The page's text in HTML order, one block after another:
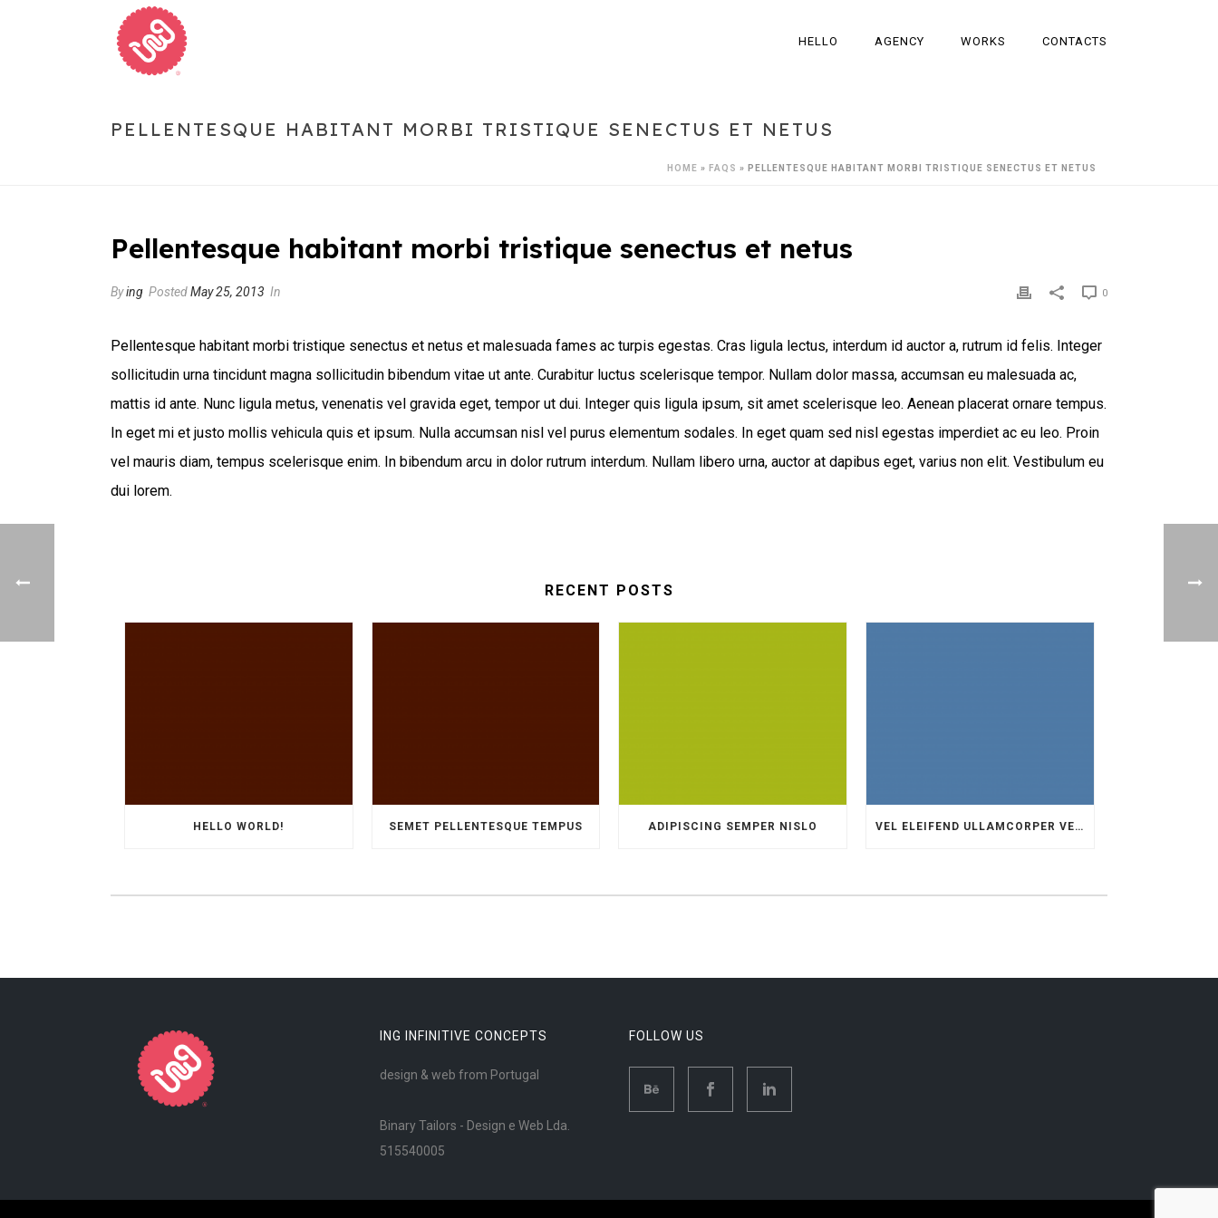
HELLO AGENCY WORKS CONTACTS
PELLENTESQUE HABITANT MORBI TRISTIQUE SENECTUS ET NETUS
HOME » FAQS » PELLENTESQUE HABITANT MORBI TRISTIQUE SENECTUS ET NETUS
Pellentesque habitant morbi tristique senectus et netus
Bying PostedMay 25, 2013 In 0
Pellentesque habitant morbi tristique senectus et netus et malesuada fames ac turpis egestas. Cras ligula lectus, interdum id auctor a, rutrum id felis. Integer
sollicitudin urna tincidunt magna sollicitudin bibendum vitae ut ante. Curabitur luctus scelerisque tempor. Nullam dolor massa, accumsan eu malesuada ac,
mattis id ante. Nunc ligula metus, venenatis vel gravida eget, tempor ut dui. Integer quis ligula ipsum, sit amet scelerisque leo. Aenean placerat ornare tempus.
In eget mi et justo mollis vehicula quis et ipsum. Nulla accumsan nisl vel purus elementum sodales. In eget quam sed nisl egestas imperdiet ac eu leo. Proin
vel mauris diam, tempus scelerisque enim. In bibendum arcu in dolor rutrum interdum. Nullam libero urna, auctor at dapibus eget, varius non elit. Vestibulum eu
dui lorem.
RECENT POSTS
HELLO WORLD! SEMET PELLENTESQUE TEMPUS ADIPISCING SEMPER NISLO VEL ELEIFEND ULLAMCORPER VELIT
ING INFINITIVE CONCEPTS
design & web from Portugal
Binary Tailors - Design e Web Lda.
515540005
FOLLOW US